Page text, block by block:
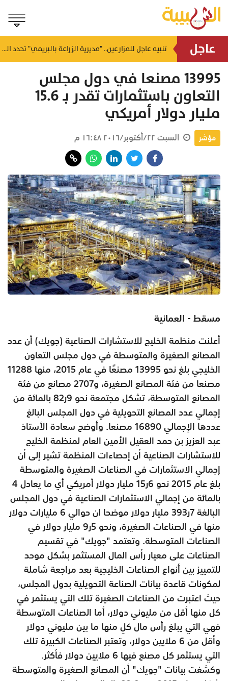
عاجل منذ ساعة تنبيه عاجل للمزارعين.. "مديرية الزراعة بالبريمي" تحدد الضوابط الآمنة لرش المبيدات
13995 مصنعا في دول مجلس
التعاون باستثمارات تقدر بـ 15.6
مليار دولار أمريكي
مؤشر السبت ٢٢/أكتوبر/٢٠١٦ ١٦:٤٨ م
مسقط - العمانية
أعلنت منظمة الخليج للاستشارات الصناعية (جويك) أن عدد
المصانع الصغيرة والمتوسطة في دول مجلس التعاون
الخليجي بلغ نحو 13995 مصنعًا في عام 2015، منها 11288
مصنعا من فئة المصانع الصغيرة، و2707 مصانع من فئة
المصانع المتوسطة، تشكل مجتمعة نحو 9ر82 بالمائة من
إجمالي عدد المصانع التحويلية في دول المجلس البالغ
عددها الإجمالي 16890 مصنعا. وأوضح سعادة الأستاذ
عبد العزيز بن حمد العقيل الأمين العام لمنظمة الخليج
للاستشارات الصناعية أن إحصاءات المنظمة تشير إلى أن
إجمالي الاستثمارات في الصناعات الصغيرة والمتوسطة
بلغ عام 2015 نحو 6ر15 مليار دولار أمريكي أي ما يعادل 4
بالمائة من إجمالي الاستثمارات الصناعية في دول المجلس
البالغة 7ر393 مليار دولار موضحا ان حوالي 6 مليارات دولار
منها في الصناعات الصغيرة، ونحو 5ر9 مليار دولار في
الصناعات المتوسطة. وتعتمد "جويك" في تقسيم
الصناعات على معيار رأس المال المستثمر بشكل موحد
للتمييز بين أنواع الصناعات الخليجية بعد مراجعة شاملة
لمكونات قاعدة بيانات الصناعة التحويلية بدول المجلس،
حيث اعتبرت من الصناعات الصغيرة تلك التي يستثمر في
كل منها أقل من مليوني دولار، أما الصناعات المتوسطة
فهي التي يبلغ رأس مال كلِ منها ما بين مليوني دولار
وأقل من 6 ملايين دولار، وتعتبر الصناعات الكبيرة تلك
التي يستثمر كل مصنع فيها 6 ملايين دولار فأكثر.
وكشفت بيانات "جويك" أن المصانع الصغيرة والمتوسطة